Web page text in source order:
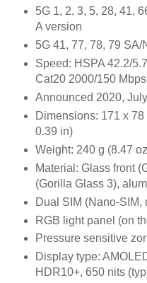
5G 1, 2, 3, 5, 28, 41,
A version
5G 41, 77, 78, 79 SA/
Speed: HSPA 42.2/
Cat20 2000/150
Announced 2020,
Dimensions: 171 x
0.39 in)
Weight: 240 g (8.47
Material: Glass front
(Gorilla Glass 3),
Dual SIM (Nano-SIM,
RGB light panel (on
Pressure sensitive
Display type:
HDR10+, 650 nits